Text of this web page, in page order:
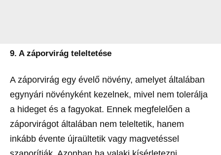
9. A záporvirág teleltetése
A záporvirág egy évelő növény, amelyet általában
egynyári növényként kezelnek, mivel nem tolerálja
a hideget és a fagyokat. Ennek megfelelően a
záporvirágot általában nem teleltetik, hanem
inkább évente újraültetik vagy magvetéssel